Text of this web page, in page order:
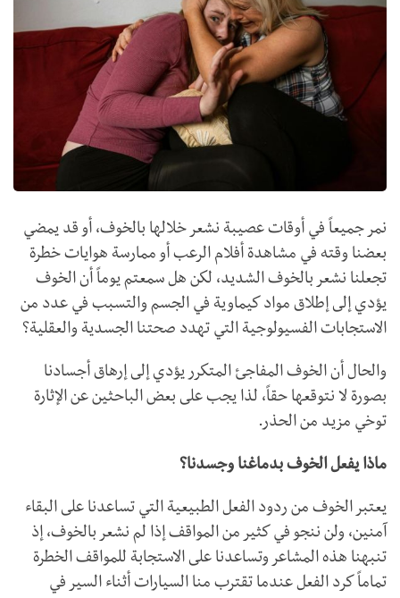
نمر جميعاً في أوقات عصيبة نشعر خلالها بالخوف، أو قد يمضي
بعضنا وقته في مشاهدة أفلام الرعب أو ممارسة هوايات خطرة
تجعلنا نشعر بالخوف الشديد، لكن هل سمعتم يوماً أن الخوف
يؤدي إلى إطلاق مواد كيماوية في الجسم والتسبب في عدد من
الاستجابات الفسيولوجية التي تهدد صحتنا الجسدية والعقلية؟
والحال أن الخوف المفاجئ المتكرر يؤدي إلى إرهاق أجسادنا
بصورة لا نتوقعها حقاً، لذا يجب على بعض الباحثين عن الإثارة
توخي مزيد من الحذر.
ماذا يفعل الخوف بدماغنا وجسدنا؟
يعتبر الخوف من ردود الفعل الطبيعية التي تساعدنا على البقاء
آمنين، ولن ننجو في كثير من المواقف إذا لم نشعر بالخوف، إذ
تنبهنا هذه المشاعر وتساعدنا على الاستجابة للمواقف الخطرة
تماماً كرد الفعل عندما تقترب منا السيارات أثناء السير في